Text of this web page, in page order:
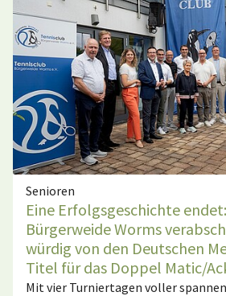
Senioren
Eine Erfolgsgeschichte
Bürgerweide Worms
würdig von den Deutschen
Titel für das Doppel Matic/
Mit vier Turniertagen voller